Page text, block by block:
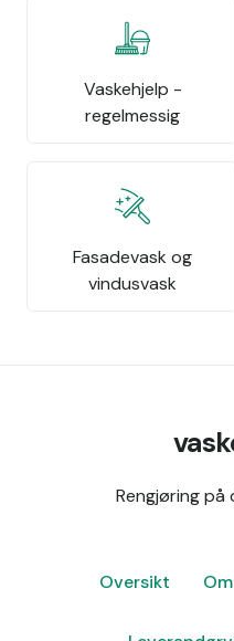
Vaskehjelp -
regelmessig
Fasadevask og
vindusvask
Rengjøring
Oversikt